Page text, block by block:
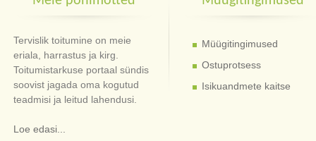
Tervislik toitumine on meie
eriala, harrastus ja kirg.
Toitumistarkuse portaal sündis
soovist jagada oma kogutud
teadmisi ja leitud lahendusi.
Loe edasi...
Müügitingimused
Ostuprotsess
Isikuandmete kaitse